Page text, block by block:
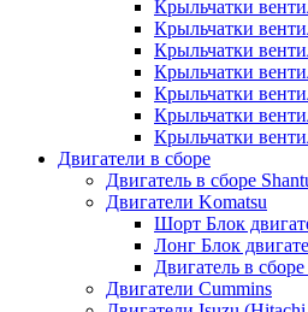
Крыльчатки
Крыльчатки
Крыльчатки
Крыльчатки
Крыльчатки
Крыльчатки
Крыльчатки
Двигатели в сборе
Двигатель в сборе
Двигатели Komatsu
Шорт Блок
Лонг Блок
Двигатель в
Двигатели Cummins